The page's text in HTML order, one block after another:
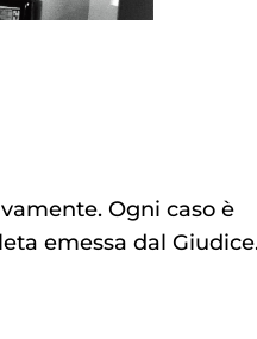
Ogni caso è
emessa dal